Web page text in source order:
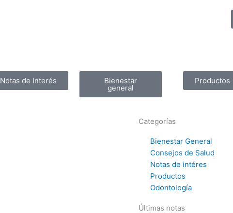
Notas de Interés Bienestar
general
Productos
Categorías
Bienestar General
Consejos de Salud
Notas de intéres
Productos
Odontología
Últimas notas